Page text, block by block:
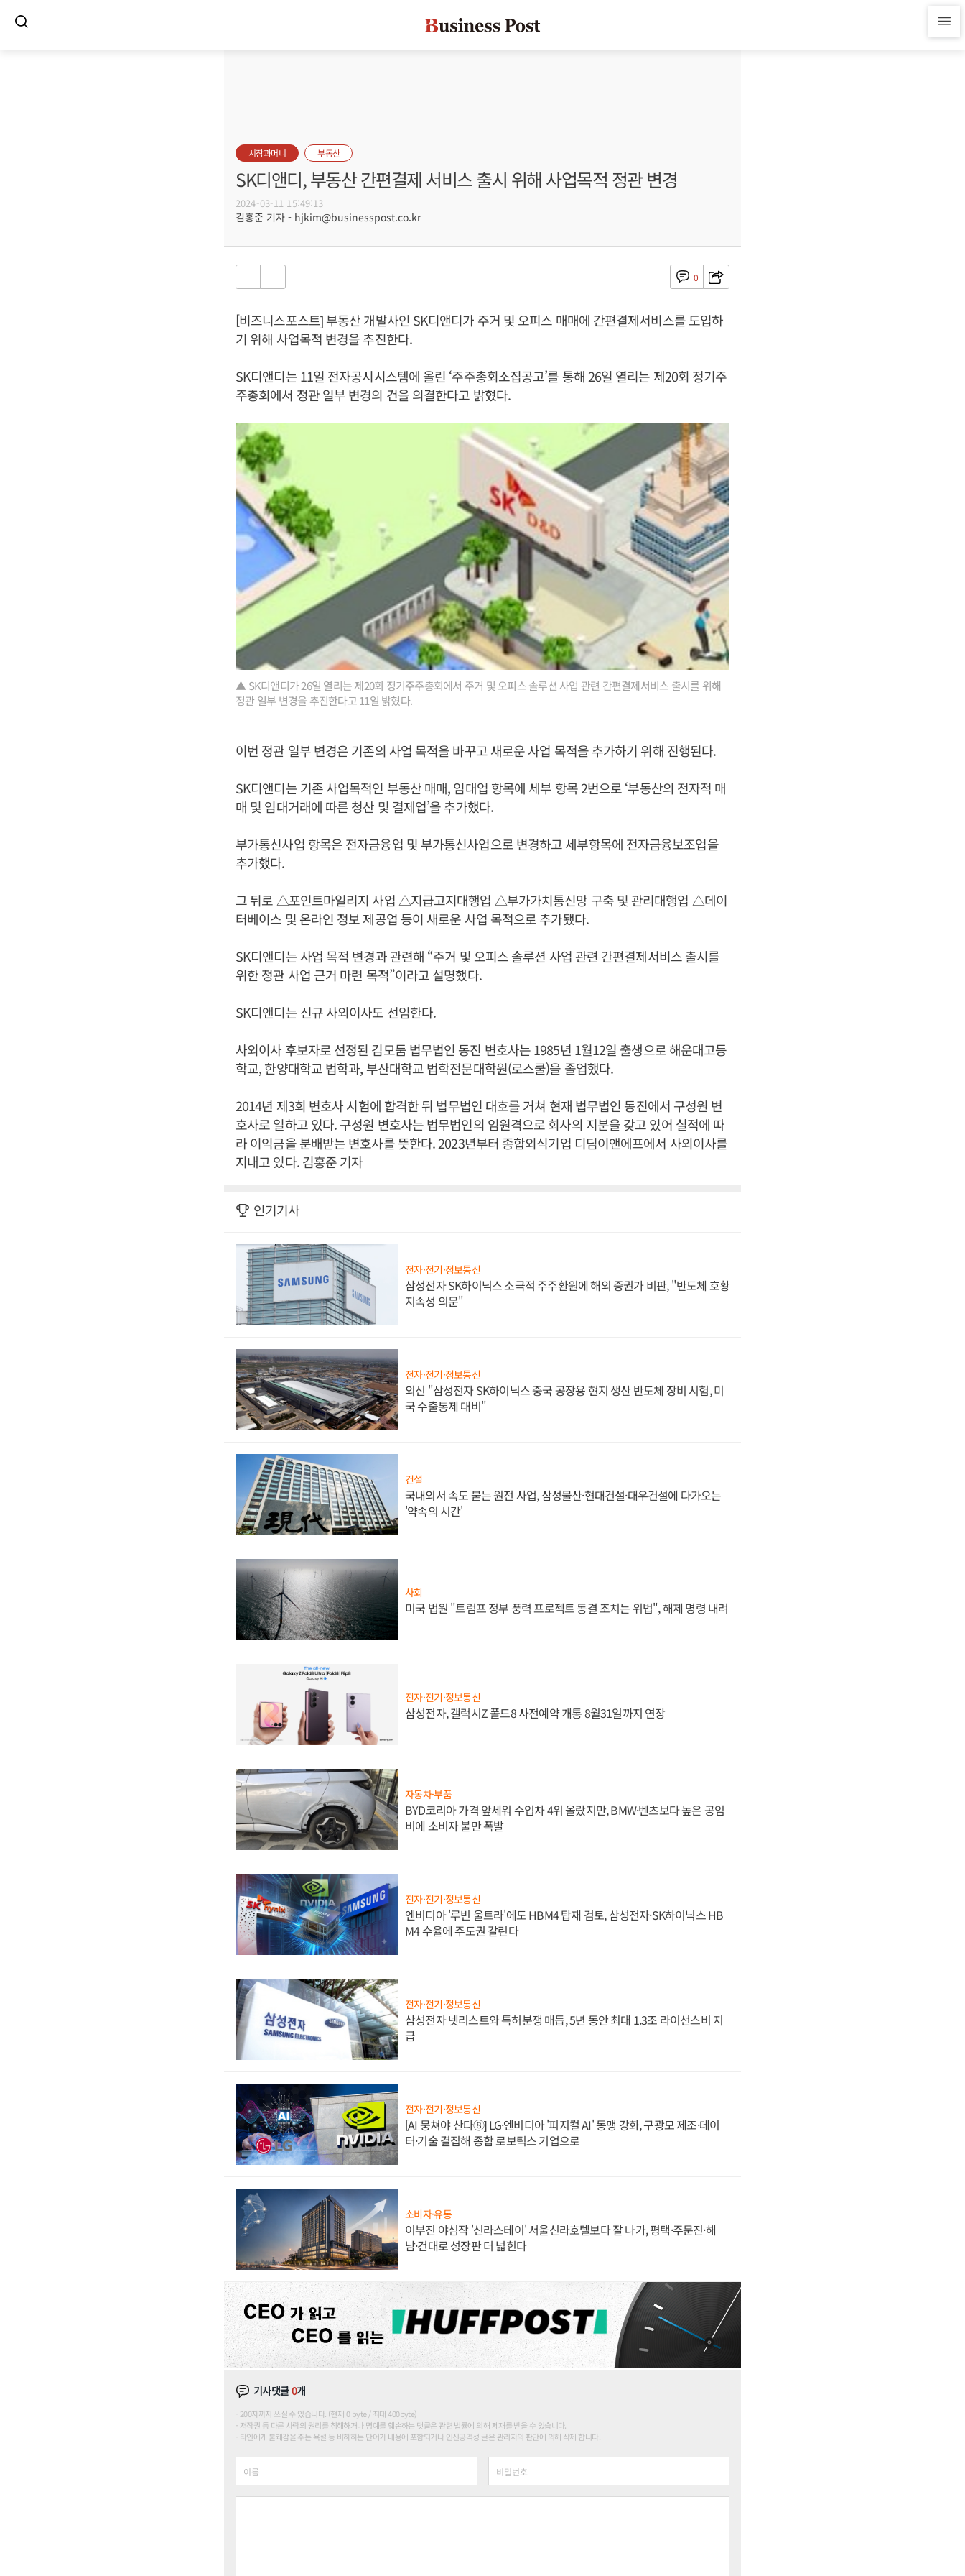
시장과머니 부동산
SK디앤디, 부동산 간편결제 서비스 출시 위해 사업목적 정관 변경
2024-03-11 15:49:13
김홍준 기자 - hjkim@businesspost.co.kr
0
[비즈니스포스트] 부동산 개발사인 SK디앤디가 주거 및 오피스 매매에 간편결제서비스를 도입하
기 위해 사업목적 변경을 추진한다.
SK디앤디는 11일 전자공시시스템에 올린 ‘주주총회소집공고’를 통해 26일 열리는 제20회 정기주
주총회에서 정관 일부 변경의 건을 의결한다고 밝혔다.
▲ SK디앤디가 26일 열리는 제20회 정기주주총회에서 주거 및 오피스 솔루션 사업 관련 간편결제서비스 출시를 위해
정관 일부 변경을 추진한다고 11일 밝혔다.
이번 정관 일부 변경은 기존의 사업 목적을 바꾸고 새로운 사업 목적을 추가하기 위해 진행된다.
SK디앤디는 기존 사업목적인 부동산 매매, 임대업 항목에 세부 항목 2번으로 ‘부동산의 전자적 매
매 및 임대거래에 따른 청산 및 결제업’을 추가했다.
부가통신사업 항목은 전자금융업 및 부가통신사업으로 변경하고 세부항목에 전자금융보조업을
추가했다.
그 뒤로 △포인트마일리지 사업 △지급고지대행업 △부가가치통신망 구축 및 관리대행업 △데이
터베이스 및 온라인 정보 제공업 등이 새로운 사업 목적으로 추가됐다.
SK디앤디는 사업 목적 변경과 관련해 “주거 및 오피스 솔루션 사업 관련 간편결제서비스 출시를
위한 정관 사업 근거 마련 목적”이라고 설명했다.
SK디앤디는 신규 사외이사도 선임한다.
사외이사 후보자로 선정된 김모둠 법무법인 동진 변호사는 1985년 1월12일 출생으로 해운대고등
학교, 한양대학교 법학과, 부산대학교 법학전문대학원(로스쿨)을 졸업했다.
2014년 제3회 변호사 시험에 합격한 뒤 법무법인 대호를 거쳐 현재 법무법인 동진에서 구성원 변
호사로 일하고 있다. 구성원 변호사는 법무법인의 임원격으로 회사의 지분을 갖고 있어 실적에 따
라 이익금을 분배받는 변호사를 뜻한다. 2023년부터 종합외식기업 디딤이앤에프에서 사외이사를
지내고 있다. 김홍준 기자
인기기사
전자·전기·정보통신
삼성전자 SK하이닉스 소극적 주주환원에 해외 증권가 비판, "반도체 호황
지속성 의문"
전자·전기·정보통신
외신 "삼성전자 SK하이닉스 중국 공장용 현지 생산 반도체 장비 시험, 미
국 수출통제 대비"
건설
국내외서 속도 붙는 원전 사업, 삼성물산·현대건설·대우건설에 다가오는
'약속의 시간'
사회
미국 법원 "트럼프 정부 풍력 프로젝트 동결 조치는 위법", 해제 명령 내려
전자·전기·정보통신
삼성전자, 갤럭시Z 폴드8 사전예약 개통 8월31일까지 연장
자동차·부품
BYD코리아 가격 앞세워 수입차 4위 올랐지만, BMW·벤츠보다 높은 공임
비에 소비자 불만 폭발
전자·전기·정보통신
엔비디아 '루빈 울트라'에도 HBM4 탑재 검토, 삼성전자·SK하이닉스 HB
M4 수율에 주도권 갈린다
전자·전기·정보통신
삼성전자 넷리스트와 특허분쟁 매듭, 5년 동안 최대 1.3조 라이선스비 지
급
전자·전기·정보통신
[AI 뭉쳐야 산다⑧] LG·엔비디아 '피지컬 AI' 동맹 강화, 구광모 제조·데이
터·기술 결집해 종합 로보틱스 기업으로
소비자·유통
이부진 야심작 '신라스테이' 서울신라호텔보다 잘 나가, 평택·주문진·해
남·건대로 성장판 더 넓힌다
기사댓글0개
200자까지 쓰실 수 있습니다. (현재 0 byte / 최대 400byte)
저작권 등 다른 사람의 권리를 침해하거나 명예를 훼손하는 댓글은 관련 법률에 의해 제재를 받을 수 있습니다.
타인에게 불쾌감을 주는 욕설 등 비하하는 단어가 내용에 포함되거나 인신공격성 글은 관리자의 판단에 의해 삭제 합니다.